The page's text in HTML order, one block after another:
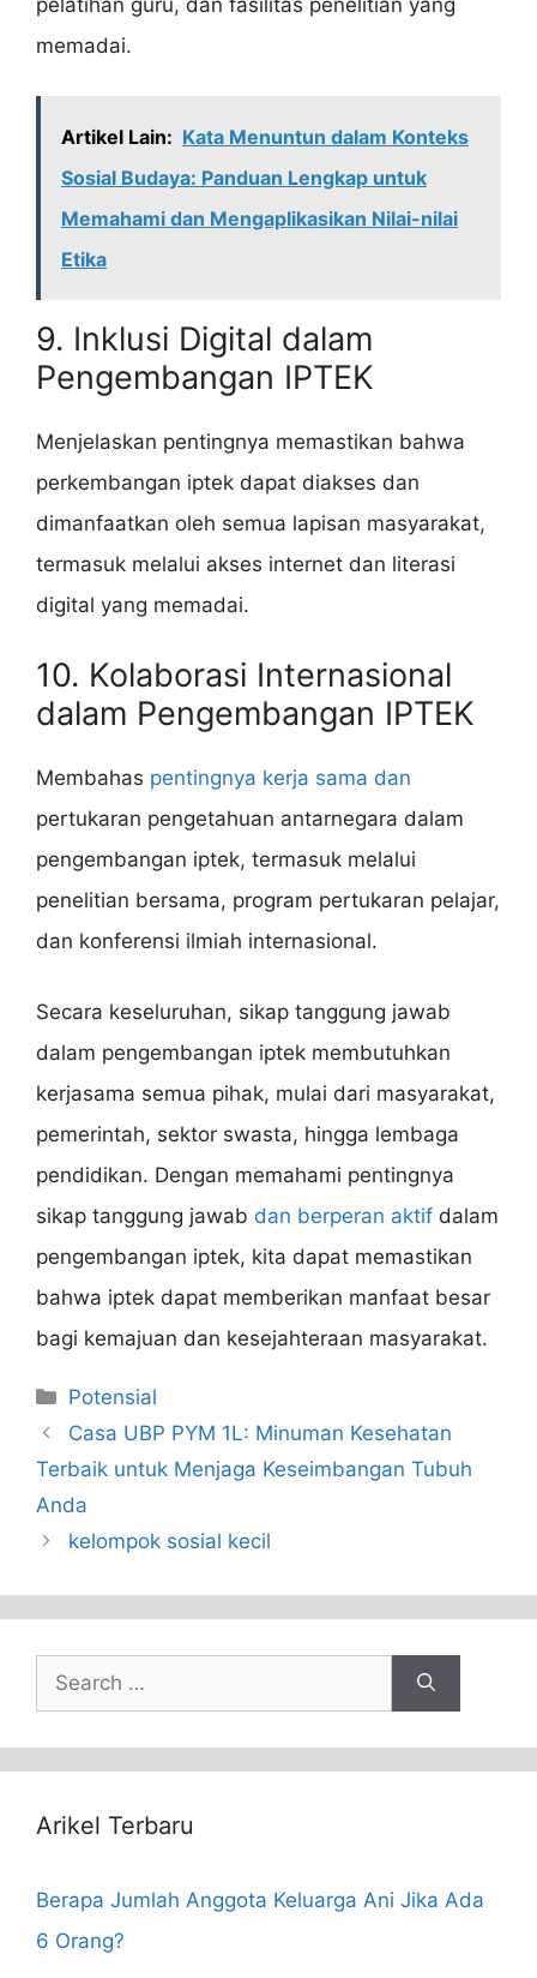
memadai.
Artikel Lain: Kata Menuntun dalam Konteks
Sosial Budaya: Panduan Lengkap untuk
Memahami dan Mengaplikasikan Nilai-nilai
Etika
9. Inklusi Digital dalam
Pengembangan IPTEK
Menjelaskan pentingnya memastikan bahwa
perkembangan iptek dapat diakses dan
dimanfaatkan oleh semua lapisan masyarakat,
termasuk melalui akses internet dan literasi
digital yang memadai.
10. Kolaborasi Internasional
dalam Pengembangan IPTEK
Membahas pentingnya kerja sama dan
pertukaran pengetahuan antarnegara dalam
pengembangan iptek, termasuk melalui
penelitian bersama, program pertukaran pelajar,
dan konferensi ilmiah internasional.
Secara keseluruhan, sikap tanggung jawab
dalam pengembangan iptek membutuhkan
kerjasama semua pihak, mulai dari masyarakat,
pemerintah, sektor swasta, hingga lembaga
pendidikan. Dengan memahami pentingnya
sikap tanggung jawab dan berperan aktif dalam
pengembangan iptek, kita dapat memastikan
bahwa iptek dapat memberikan manfaat besar
bagi kemajuan dan kesejahteraan masyarakat.
Categories
Potensial
Casa UBP PYM 1L: Minuman Kesehatan
Terbaik untuk Menjaga Keseimbangan Tubuh
Anda
kelompok sosial kecil
Search
for:
Arikel Terbaru
Berapa Jumlah Anggota Keluarga Ani Jika Ada
6 Orang?